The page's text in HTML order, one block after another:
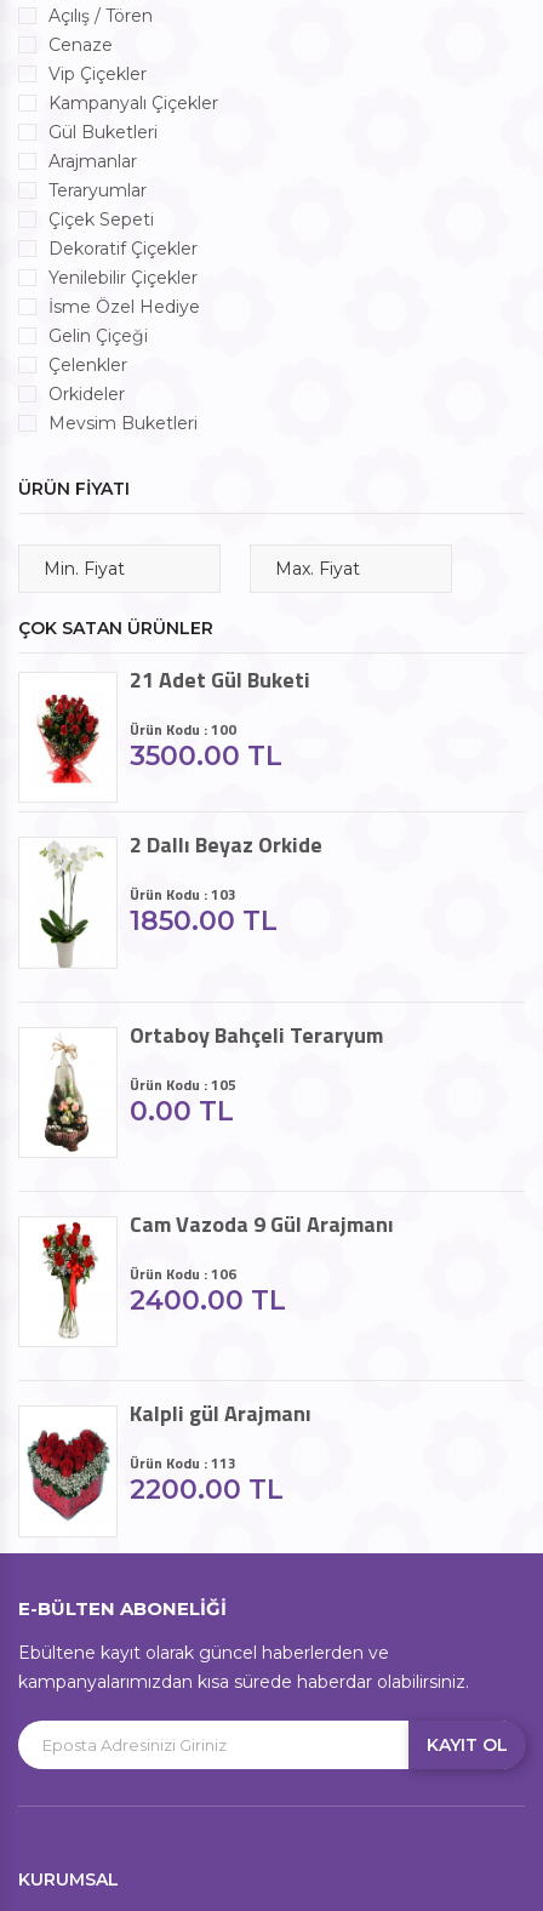
Açılış / Tören
Cenaze
Vip Çiçekler
Kampanyalı Çiçekler
Gül Buketleri
Arajmanlar
Teraryumlar
Çiçek Sepeti
Dekoratif Çiçekler
Yenilebilir Çiçekler
İsme Özel Hediye
Gelin Çiçeği
Çelenkler
Orkideler
Mevsim Buketleri
ÜRÜN FİYATI
ÇOK SATAN ÜRÜNLER
21 Adet Gül Buketi
Ürün Kodu : 100
3500.00 TL
2 Dallı Beyaz Orkide
Ürün Kodu : 103
1850.00 TL
Ortaboy Bahçeli Teraryum
Ürün Kodu : 105
0.00 TL
Cam Vazoda 9 Gül Arajmanı
Ürün Kodu : 106
2400.00 TL
Kalpli gül Arajmanı
Ürün Kodu : 113
2200.00 TL
E-BÜLTEN ABONELİĞİ
Ebültene kayıt olarak güncel haberlerden ve
kampanyalarımızdan kısa sürede haberdar olabilirsiniz.
KAYIT OL
KURUMSAL